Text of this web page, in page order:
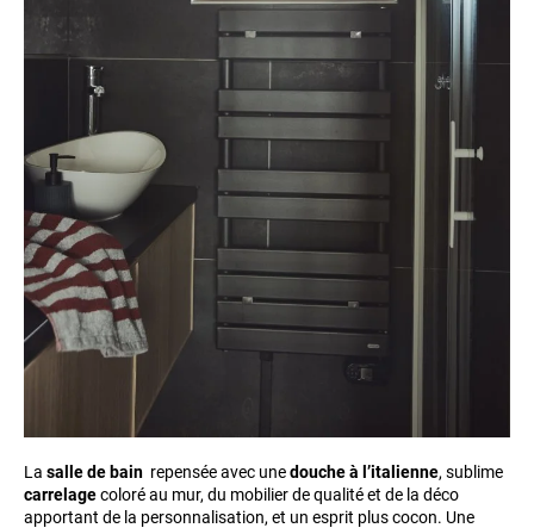
La salle de bain repensée avec unedouche à l’italienne, sublime
carrelagecoloré au mur, du mobilier de qualité et de la déco
apportant de la personnalisation, et un esprit plus cocon. Une